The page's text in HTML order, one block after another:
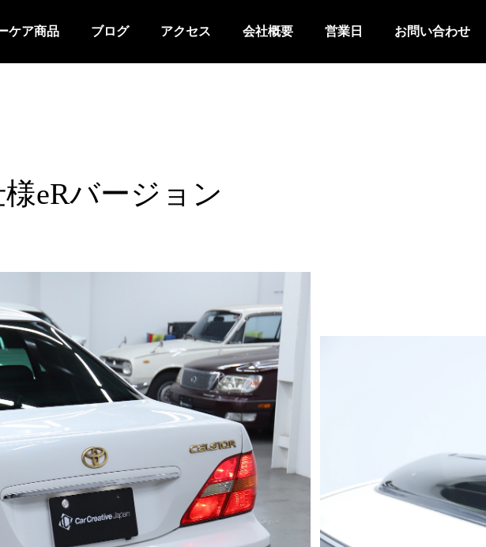
ケア商品 ブログ アクセス 会社概要 営業日 お問い合わせ
eRバージョン